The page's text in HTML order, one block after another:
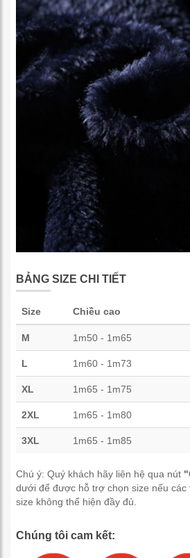
BẢNG SIZE CHI TIẾT
Size Chiều cao
M 1m50 - 1m65
L 1m60 - 1m73
XL 1m65 - 1m75
2XL 1m65 - 1m80
3XL 1m65 - 1m85
Chú ý: Quý khách hãy liên hệ qua nút
dưới để được hỗ trợ chọn size nếu các
size không thể hiện đầy đủ.
Chúng tôi cam kết: